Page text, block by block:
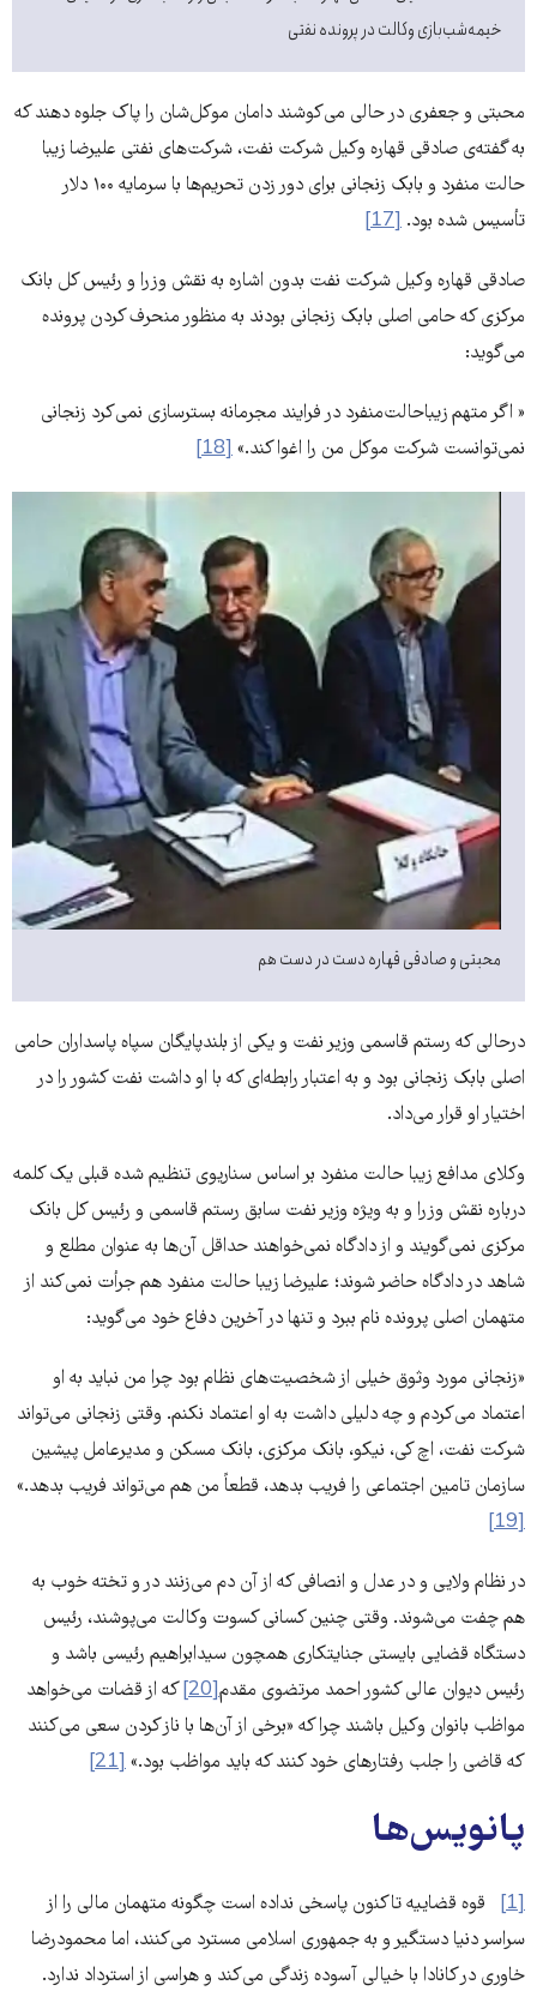
خیمه‌شب‌بازی وکالت در پرونده نفتی
محبتی و جعفری در حالی می‌کوشند دامان موکل‌شان را پاک جلوه دهند که
به گفته‌ی صادقی قهاره وکیل شرکت نفت، شرکت‌های نفتی علیرضا زیبا
حالت منفرد و بابک زنجانی برای دور زدن تحریم‌ها با سرمایه ۱۰۰ دلار
تأسیس شده بود. [17]
صادقی قهاره وکیل شرکت نفت بدون اشاره به نقش وزرا و رئیس کل بانک
مرکزی که حامی اصلی بابک‌ زنجانی بودند به منظور منحرف کردن پرونده
می‌گوید:‌
« اگر متهم زیباحالت‌منفرد در فرایند مجرمانه بسترسازی نمی‌کرد زنجانی
نمی‌توانست شرکت موکل من را اغوا کند.»[18]
محبتی و صادقی قهاره دست در دست هم
درحالی که رستم قاسمی وزیر نفت و یکی از بلندپایگان سپاه پاسداران حامی
اصلی بابک زنجانی بود و به اعتبار رابطه‌ای که با او داشت نفت کشور را در
اختیار او قرار می‌‌داد.
وکلای مدافع زیبا حالت منفرد بر اساس سناریوی تنظیم شده قبلی یک کلمه
درباره نقش وزرا و به ویژه وزیر نفت سابق رستم قاسمی و رئیس کل بانک
مرکزی نمی‌‌گویند و از دادگاه نمی‌خواهند حداقل آن‌ها به عنوان مطلع و
شاهد در دادگاه حاضر شوند؛ علیرضا زیبا حالت منفرد هم جرأت نمی‌کند از
متهمان اصلی پرونده نام ببرد و تنها در آخرین دفاع خود می‌گوید:‌
«زنجانی مورد وثوق خیلی از شخصیت‌های نظام بود چرا من نباید به او
اعتماد می‌کردم و چه دلیلی داشت به او اعتماد نکنم. وقتی زنجانی می‌تواند
شرکت نفت، اچ کی، نیکو، بانک مرکزی، بانک مسکن و مدیرعامل پیشین
سازمان تامین اجتماعی را فریب بدهد، قطعاً من هم می‌تواند فریب بدهد.»
[19]
در نظام ولایی و در عدل و انصافی که از آن دم می‌زنند در و تخته خوب به
هم چفت می‌شوند. وقتی چنین کسانی کسوت وکالت می‌پوشند، رئیس
دستگاه قضایی بایستی جنایتکاری همچون سید‌ابراهیم رئیسی باشد و
رئیس دیوان عالی کشور احمد مرتضوی مقدم[20]
که از قضات می‌خواهد
مواظب بانوان وکیل باشند چرا که «برخی از آن‌ها با ناز کردن سعی می‌کنند
که قاضی را جلب رفتارهای خود کنند که باید مواظب بود.»[21]
پانویس‌ها
[1]
قوه قضاییه تاکنون پاسخی نداده است چگونه متهمان مالی را از
سراسر دنیا دستگیر و به جمهوری اسلامی مسترد می‌کنند، اما محمودرضا
خاوری در کانادا با خیالی آسوده زندگی می‌کند و هراسی از استرداد ندارد.‌